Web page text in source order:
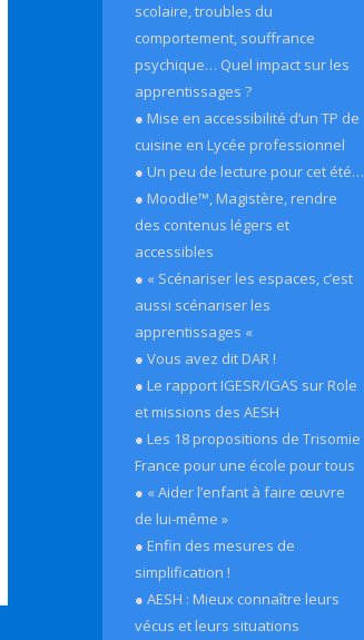
scolaire, troubles du
comportement, souffrance
psychique… Quel impact sur les
apprentissages ?
● Mise en accessibilité d’un TP de
cuisine en Lycée professionnel
● Un peu de lecture pour cet été…
● Moodle™, Magistère, rendre
des contenus légers et
accessibles
● « Scénariser les espaces, c’est
aussi scénariser les
apprentissages «
● Vous avez dit DAR !
● Le rapport IGESR/IGAS sur Role
et missions des AESH
● Les 18 propositions de Trisomie
France pour une école pour tous
● « Aider l’enfant à faire œuvre
de lui-même »
● Enfin des mesures de
simplification !
● AESH : Mieux connaître leurs
vécus et leurs situations